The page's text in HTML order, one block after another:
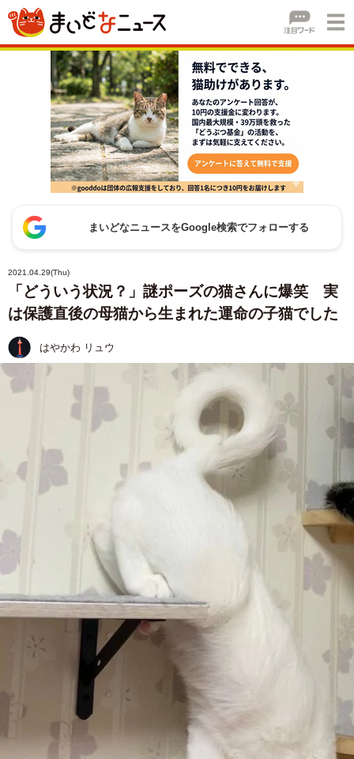
まいどなニュースをGoogle検索でフォローする
2021.04.29(Thu)
「どういう状況？」謎ポーズの猫さんに爆笑 実
は保護直後の母猫から生まれた運命の子猫でした
はやかわ リュウ